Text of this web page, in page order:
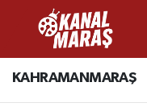
KAHRAMANMARAŞ
CANLI YAYIN